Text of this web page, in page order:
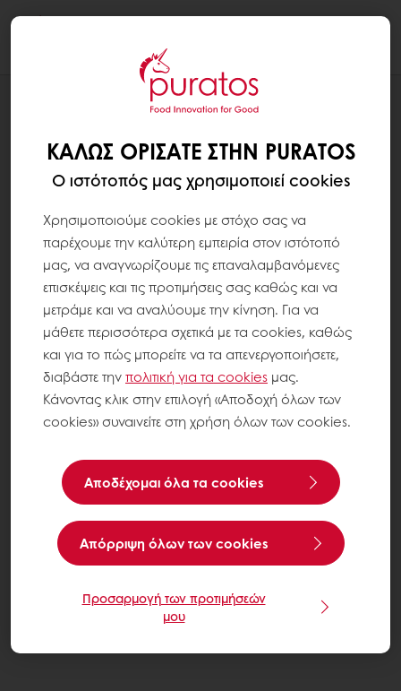
ΚΑΛΏΣ ΟΡΊΣΑΤΕ ΣΤΗΝ PURATOS
Ο ιστότοπός μας χρησιμοποιεί cookies
Χρησιμοποιούμε cookies με στόχο σας να
παρέχουμε την καλύτερη εμπειρία στον ιστότοπό
μας, να αναγνωρίζουμε τις επαναλαμβανόμενες
επισκέψεις και τις προτιμήσεις σας καθώς και να
μετράμε και να αναλύουμε την κίνηση. Για να
μάθετε περισσότερα σχετικά με τα cookies, καθώς
και για το πώς μπορείτε να τα απενεργοποιήσετε,
διαβάστε τηνπολιτική για τα cookies μας.
Κάνοντας κλικ στην επιλογή «Αποδοχή όλων των
cookies» συναινείτε στη χρήση όλων των cookies.
Αποδέχομαι όλα τα cookies
Aπόρριψη όλων των cookies
Προσαρμογή των προτιμήσεών
μου